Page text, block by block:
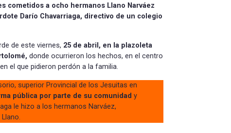
cometidos a ocho hermanos Llano Narváez
Darío Chavarriaga, directivo de un colegio
de este viernes, 25 de abril, en la plazoleta
donde ocurrieron los hechos, en el centro
el que pidieron perdón a la familia.
superior Provincial de los Jesuitas en
pública por parte de su comunidad y
le hizo a los hermanos Narváez,